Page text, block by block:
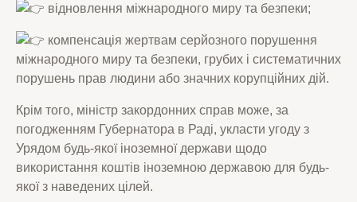
відновлення міжнародного миру та безпеки;
компенсація жертвам серйозного порушення
міжнародного миру та безпеки, грубих і систематичних
порушень прав людини або значних корупційних дій.
Крім того, міністр закордонних справ може, за
погодженням Губернатора в Раді, укласти угоду з
Урядом будь-якої іноземної держави щодо
використання коштів іноземною державою для будь-
якої з наведених цілей.